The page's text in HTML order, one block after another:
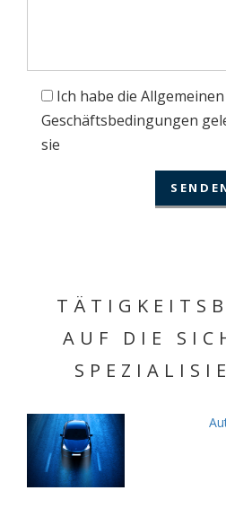
Ich habe die Allgemeinen
Geschäftsbedingungen
sie
AUF DIE